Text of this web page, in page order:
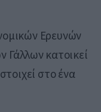
Ερευνών
Γάλλων κατοικεί
στο ένα